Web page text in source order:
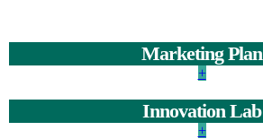
Marketing Plan
+
Innovation Lab
+